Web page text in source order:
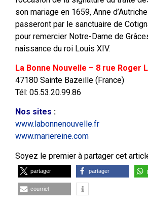
son mariage en 1659, Anne
passeront par le sanctuaire de
pour remercier Notre-Dame de
naissance du roi Louis XIV.
La Bonne Nouvelle – 8 rue Roger
47180 Sainte Bazeille (France)
Tél: 05.53.20.99.86
Nos sites :
www.labonnenouvelle.fr
www.mariereine.com
Soyez le premier à partager cet
partager partager
courriel